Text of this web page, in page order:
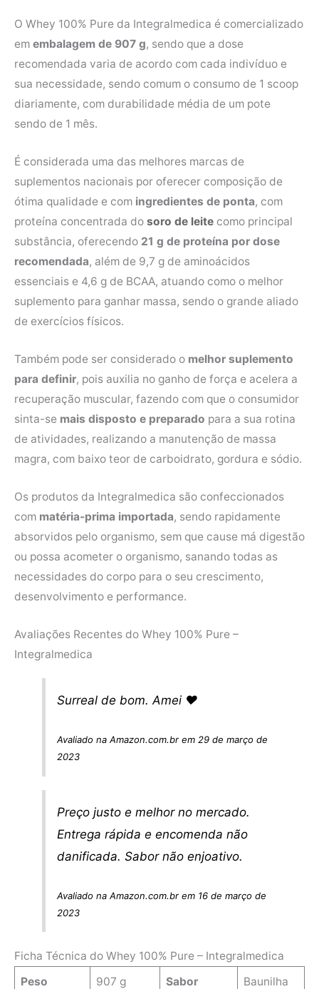
O Whey 100% Pure da Integralmedica é comercializado
em embalagem de 907 g, sendo que a dose
recomendada varia de acordo com cada indivíduo e
sua necessidade, sendo comum o consumo de 1 scoop
diariamente, com durabilidade média de um pote
sendo de 1 mês.
É considerada uma das melhores marcas de
suplementos nacionais por oferecer composição de
ótima qualidade e com ingredientes de ponta, com
proteína concentrada do soro de leite como principal
substância, oferecendo 21 g de proteína por dose
recomendada, além de 9,7 g de aminoácidos
essenciais e 4,6 g de BCAA, atuando como o melhor
suplemento para ganhar massa, sendo o grande aliado
de exercícios físicos.
Também pode ser considerado o melhor suplemento
para definir, pois auxilia no ganho de força e acelera a
recuperação muscular, fazendo com que o consumidor
sinta-se mais disposto e preparado para a sua rotina
de atividades, realizando a manutenção de massa
magra, com baixo teor de carboidrato, gordura e sódio.
Os produtos da Integralmedica são confeccionados
com matéria-prima importada, sendo rapidamente
absorvidos pelo organismo, sem que cause má digestão
ou possa acometer o organismo, sanando todas as
necessidades do corpo para o seu crescimento,
desenvolvimento e performance.
Avaliações Recentes do Whey 100% Pure –
Integralmedica
Surreal de bom. Amei ❤️
Avaliado na Amazon.com.br em 29 de março de
2023
Preço justo e melhor no mercado.
Entrega rápida e encomenda não
danificada. Sabor não enjoativo.
Avaliado na Amazon.com.br em 16 de março de
2023
Ficha Técnica do Whey 100% Pure – Integralmedica
Peso
907 g Sabor Baunilha